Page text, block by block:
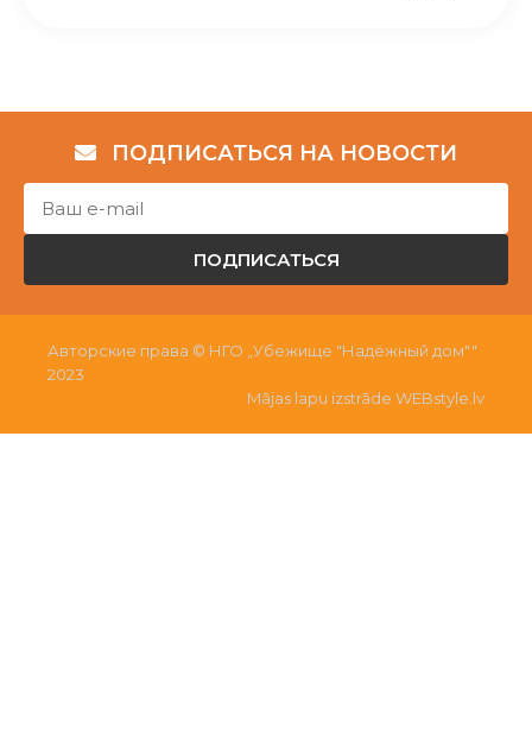
ПОДПИСАТЬСЯ НА НОВОСТИ
ПОДПИСАТЬСЯ
Авторские права © НГО „Убежище "Надёжный дом""
2023
Mājas lapu izstrāde WEBstyle.lv